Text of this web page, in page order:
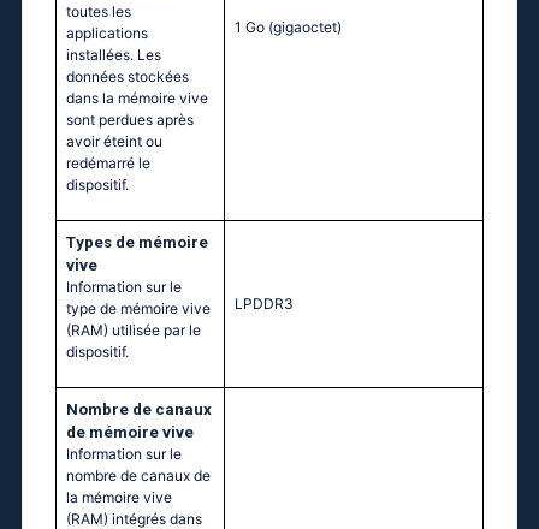
toutes les
applications
installées. Les
données stockées
dans la mémoire vive
sont perdues après
avoir éteint ou
redémarré le
dispositif.
1 Go (gigaoctet)
Тypes de mémoire
vive
Information sur le
type de mémoire vive
(RAM) utilisée par le
dispositif.
LPDDR3
Nombre de canaux
de mémoire vive
Information sur le
nombre de canaux de
la mémoire vive
(RAM) intégrés dans